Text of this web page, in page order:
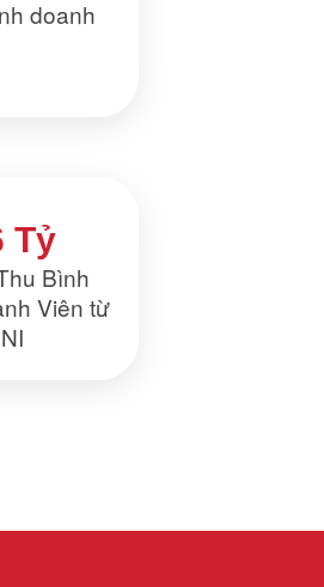
doanh
Tỷ
Bình
Viên từ